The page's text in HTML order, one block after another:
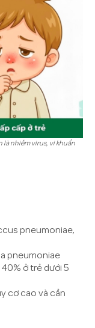
là nhiễm virus, vi khuẩn
pneumoniae,
pneumoniae
ở trẻ dưới 5
cơ cao và cần